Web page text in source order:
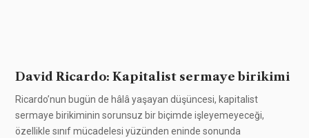
David Ricardo: Kapitalist sermaye birikimi
Ricardo’nun bugün de hâlâ yaşayan düşüncesi, kapitalist
sermaye birikiminin sorunsuz bir biçimde işleyemeyeceği,
özellikle sınıf mücadelesi yüzünden eninde sonunda